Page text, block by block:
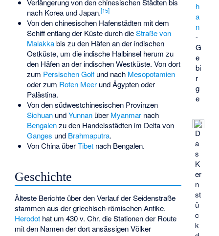
h
a
n
-
G
e
bi
r
g
e
D
a
s
K
er
n
st
ü
c
k
nach Korea und Japan.[15]
Von den chinesischen Hafenstädten mit dem
Schiff entlang der Küste durch dieStraße von
Malakkabis zu den Häfen an der indischen
Ostküste, um die indische Halbinsel herum zu
den Häfen an der indischen Westküste. Von dort
zum Persischen Golfund nach Mesopotamien
oder zum Roten Meerund Ägypten oder
Palästina.
Von den südwestchinesischen Provinzen
SichuanundYunnanüber Myanmarnach
Bengalenzu den Handelsstädten im Delta von
Ganges und Brahmaputra.
Von China überTibetnach Bengalen.
Geschichte
Älteste Berichte über den Verlauf der Seidenstraße
stammen aus der griechisch-römischen Antike.
Herodot hat um 430 v. Chr. die Stationen der Route
mit den Namen der dort ansässigen Völker